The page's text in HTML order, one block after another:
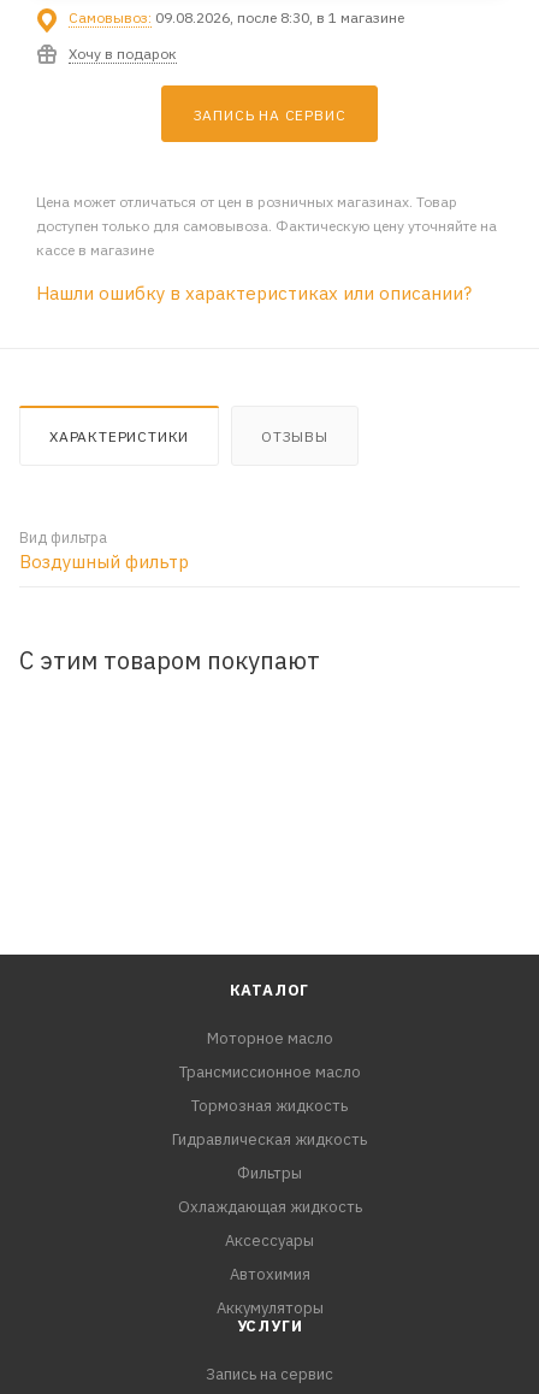
Самовывоз: 09.08.2026, после 8:30, в 1 магазине
Хочу в подарок
ЗАПИСЬ НА СЕРВИС
Цена может отличаться от цен в розничных магазинах. Товар
доступен только для самовывоза. Фактическую цену уточняйте на
кассе в магазине
Нашли ошибку в характеристиках или описании?
ХАРАКТЕРИСТИКИ ОТЗЫВЫ
Вид фильтра
Воздушный фильтр
С этим товаром покупают
КАТАЛОГ
Моторное масло
Трансмиссионное масло
Тормозная жидкость
Гидравлическая жидкость
Фильтры
Охлаждающая жидкость
Аксессуары
Автохимия
Аккумуляторы
УСЛУГИ
Запись на сервис